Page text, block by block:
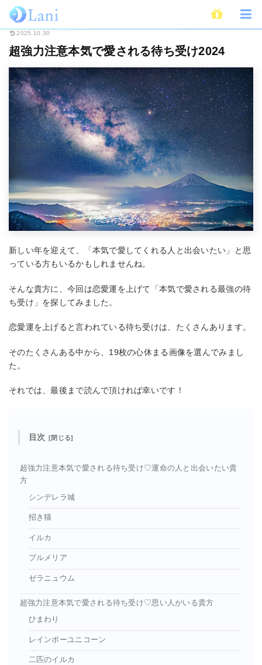
ホーム 開運 超強力注意本気で愛される待ち受け2024
2025.10.30
超強力注意本気で愛される待ち受け2024
新しい年を迎えて、「本気で愛してくれる人と出会いたい」と思
っている方もいるかもしれませんね。
そんな貴方に、今回は恋愛運を上げて「本気で愛される最強の待
ち受け」を探してみました。
恋愛運を上げると言われている待ち受けは、たくさんあります。
そのたくさんある中から、19枚の心休まる画像を選んでみまし
た。
それでは、最後まで読んで頂ければ幸いです！
目次
超強力注意本気で愛される待ち受け♡運命の人と出会いたい貴
方
シンデレラ城
招き猫
イルカ
プルメリア
ゼラニュウム
超強力注意本気で愛される待ち受け♡思い人がいる貴方
ひまわり
レインボーユニコーン
二匹のイルカ